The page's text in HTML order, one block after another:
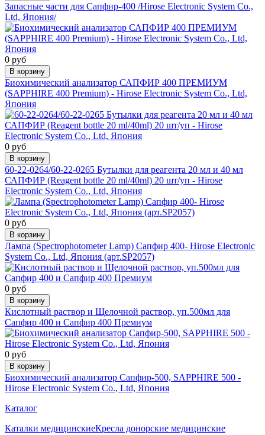
Запасные части для Сапфир-400 /Hirose Electronic System Co.,
Ltd, Япония/
0 руб
В корзину
Биохимический анализатор САПФИР 400 ПРЕМИУМ
(SAPPHIRE 400 Premium) - Hirose Electronic System Co., Ltd,
Япония
0 руб
В корзину
60-22-0264/60-22-0265 Бутылки для реагента 20 мл и 40 мл
САПФИР (Reagent bottle 20 ml/40ml) 20 шт/уп - Hirose
Electronic System Co., Ltd, Япония
0 руб
В корзину
Лампа (Spectrophotometer Lamp) Сапфир 400- Hirose Electronic
System Co., Ltd, Япония (арт.SP2057)
0 руб
В корзину
Кислотный раствор и Щелочной раствор, уп.500мл для
Сапфир 400 и Сапфир 400 Премиум
0 руб
В корзину
Биохимический анализатор Сапфир-500, SAPPHIRE 500 -
Hirose Electronic System Co., Ltd, Япония
Каталог
Каталки медицинскиеКресла донорские медицинские